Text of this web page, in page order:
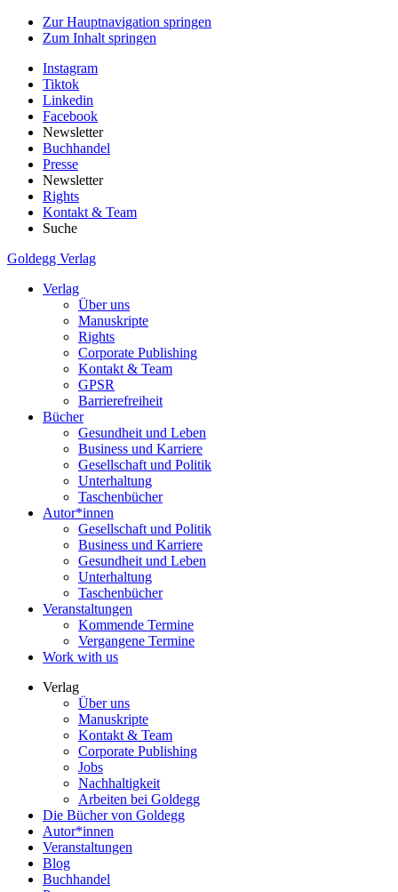
Zur Hauptnavigation springen
Zum Inhalt springen
Instagram
Tiktok
Linkedin
Facebook
Newsletter
Buchhandel
Presse
Newsletter
Rights
Kontakt & Team
Suche
Goldegg Verlag
Verlag
Über uns
Manuskripte
Rights
Corporate Publishing
Kontakt & Team
GPSR
Barrierefreiheit
Bücher
Gesundheit und Leben
Business und Karriere
Gesellschaft und Politik
Unterhaltung
Taschenbücher
Autor*innen
Gesellschaft und Politik
Business und Karriere
Gesundheit und Leben
Unterhaltung
Taschenbücher
Veranstaltungen
Kommende Termine
Vergangene Termine
Work with us
Verlag
Über uns
Manuskripte
Kontakt & Team
Corporate Publishing
Jobs
Nachhaltigkeit
Arbeiten bei Goldegg
Die Bücher von Goldegg
Autor*innen
Veranstaltungen
Blog
Buchhandel